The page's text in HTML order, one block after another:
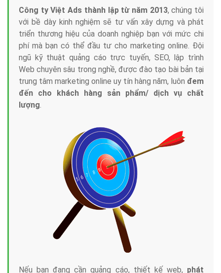
Công ty Việt Ads thành lập từ năm 2013, chúng tôi
với bề dày kinh nghiệm sẽ tư vấn xây dựng và phát
triển thương hiệu của doanh nghiệp bạn với mức chi
phí mà bạn có thể đầu tư cho marketing online. Đội
ngũ kỹ thuật quảng cáo trực tuyến, SEO, lập trình
Web chuyên sâu trong nghề, được đào tạo bài bản tại
trung tâm marketing online uy tín hàng năm, luôn đem
đến cho khách hàng sản phẩm/ dịch vụ chất
lượng.
Nếu bạn đang cần quảng cáo, thiết kế web, phát